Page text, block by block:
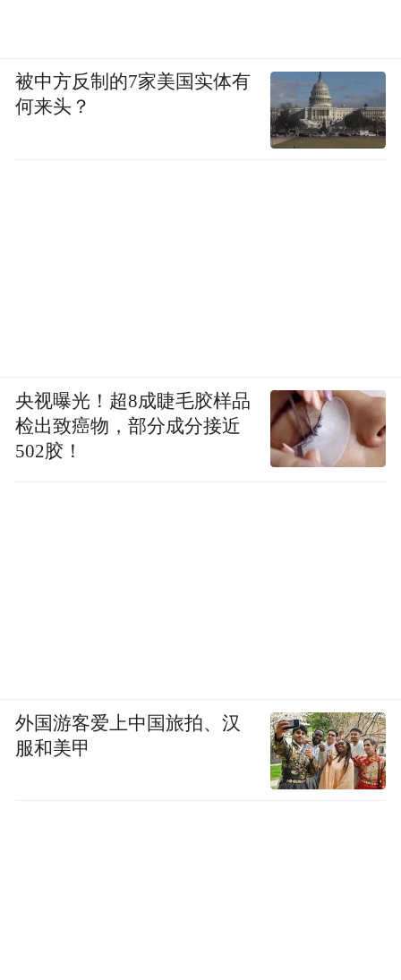
by the user of Dafeng Hao, which is a social media
platform and merely provides information storage
space services.”
被中方反制的7家美国实体有
何来头？
央视曝光！超8成睫毛胶样品
检出致癌物，部分成分接近
502胶！
外国游客爱上中国旅拍、汉
服和美甲